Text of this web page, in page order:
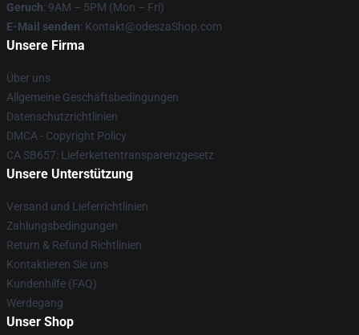
Geruch: 9AM – 5PM (Mon – Fri)
E-Mail senden: Kontakt@odeszaShop.com
Unsere Firma
Über uns
Allgemeine Geschäftsbedingungen
Datenschutzrichtlinien
DMCA - Copyright Policy
CA SB657: Lieferkettentransparenzgesetz
Unsere Unterstützung
Versand und Lieferrichtlinien
Zahlungsbedingungen
Return & Refund Richtlinien
Kontaktieren Sie uns
Kundenhilfe (FAQ)
Werdegang
Unser Shop